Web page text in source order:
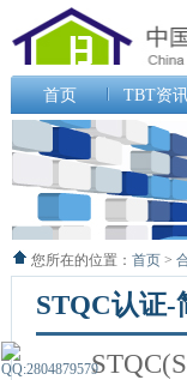
首页 TBT资
您所在的位置： 首页 >
STQC认证-